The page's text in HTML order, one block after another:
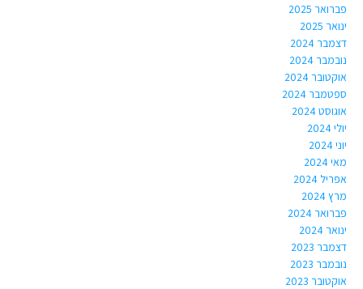
פברואר 2025
ינואר 2025
דצמבר 2024
נובמבר 2024
אוקטובר 2024
ספטמבר 2024
אוגוסט 2024
יולי 2024
יוני 2024
מאי 2024
אפריל 2024
מרץ 2024
פברואר 2024
ינואר 2024
דצמבר 2023
נובמבר 2023
אוקטובר 2023